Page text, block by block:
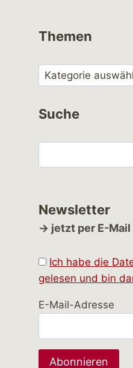
Themen
Suche
Newsletter
→ jetzt per E-Mail
Ich habe die
gelesen und bin
E-Mail-Adresse